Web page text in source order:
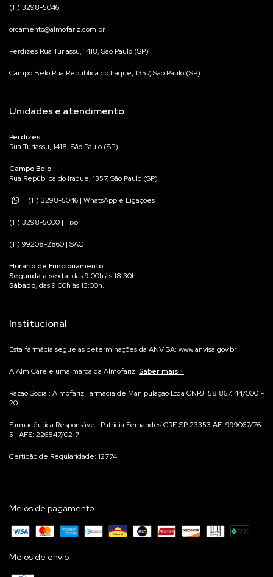
(11) 3298-5046
orcamento@almofariz.com.br
Perdizes Rua Turiassu, 1418, São Paulo (SP)
Campo Belo Rua República do Iraque, 1357, São Paulo (SP)
Unidades e atendimento
Perdizes
Rua Turiassu, 1418, São Paulo (SP)
Campo Belo
Rua República do Iraque, 1357, São Paulo (SP)
(11) 3298-5046 | WhatsApp e Ligações
(11) 3298-5000 | Fixo
(11) 99208-2860 | SAC
Horário de Funcionamento:
Segunda a sexta, das 9:00h às 18:30h.
Sábado, das 9:00h às 13:00h.
Institucional
Esta farmácia segue as determinações da ANVISA: www.anvisa.gov.br
A Alm Care é uma marca da Almofariz. Saber mais
Por isso, cada suplemento é manipulado para você, de forma individualizada,
Não trabalhamos com produtos prontos em estoque — cada fórmula é
Anvisa e após avaliação Farmacêutica do seu pedido.
Razão Social: Almofariz Farmácia de Manipulação Ltda CNPJ: 58.867.144/0001-
20
Farmacêutica Responsável: Patricia Fernandes CRF-SP 23353 AE: 999067/76-
5 | AFE: 226847/02-7
Certidão de Regularidade: 12774
Meios de pagamento
Meios de envio